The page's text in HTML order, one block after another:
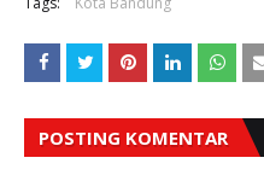
POSTING KOMENTAR